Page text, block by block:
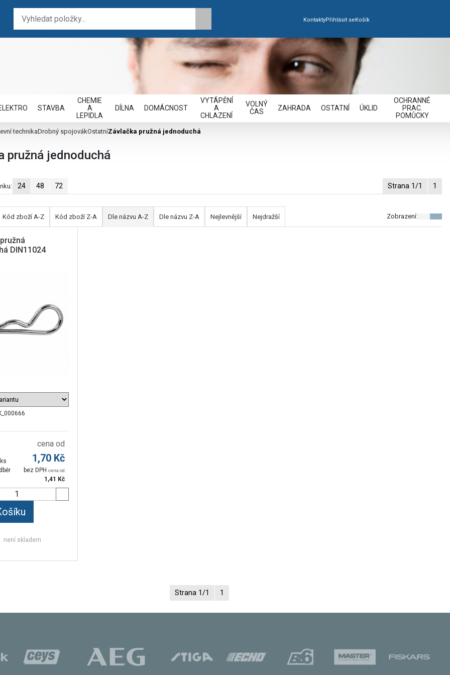
KontaktyPřihlásit se Košík
STAVBA
CHEMIE
A
LEPIDLA
DÍLNA DOMÁCNOST
VYTÁPĚNÍ
A
CHLAZENÍ
VOLNÝ
ČAS
ZAHRADA OSTATNÍ ÚKLID
OCHRANNÉ
PRAC.
POMŮCKY
technikaDrobný spojovákOstatníZávlačka pružná jednoduchá
pružná jednoduchá
24 48 72 Strana 1/1 1
Kód zboží A-Z Kód zboží Z-A Dle názvu A-Z Dle názvu Z-A Nejlevnější Nejdražší Zobrazení:
DIN11024
cena od
1,70 Kč
bez DPH cena od
1,41 Kč
není skladem
Strana 1/1 1